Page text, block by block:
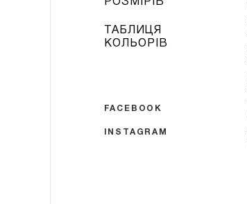
РОЗМІРІВ
ТАБЛИЦЯ
КОЛЬОРІВ
FACEBOOK
INSTAGRAM